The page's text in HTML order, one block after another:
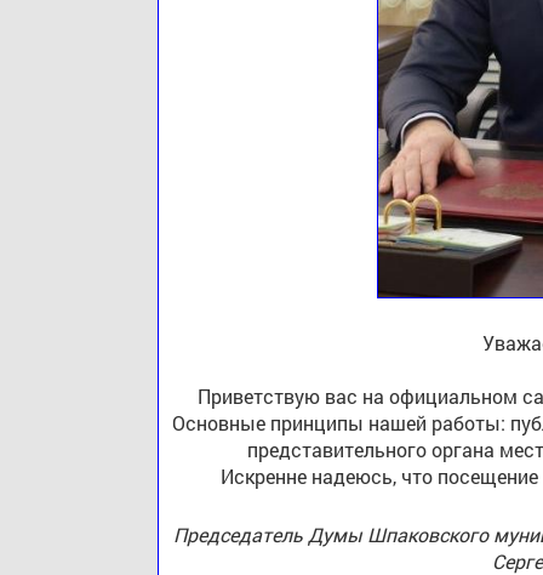
Приветствую вас на официальном
Основные принципы нашей работы:
представительного органа
Искренне надеюсь, что
Председатель Думы Шпаковского